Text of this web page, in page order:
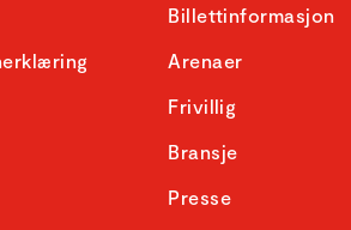
Billettinformasjon
Arenaer
Frivillig
Bransje
Presse